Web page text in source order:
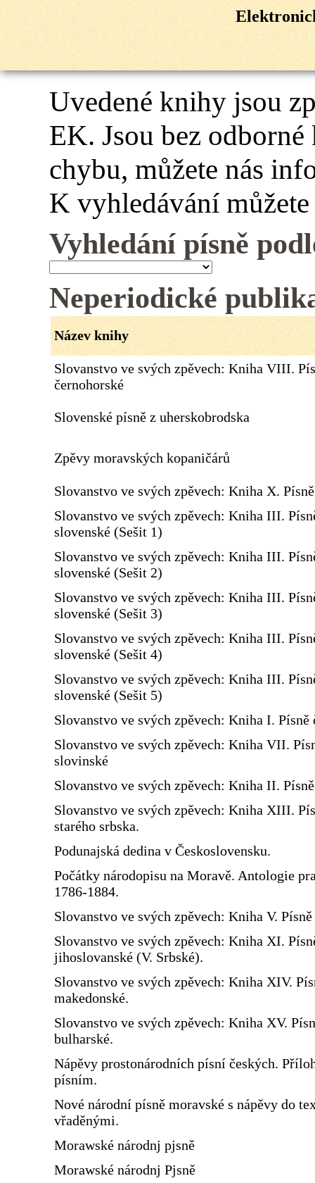
Uvedené knihy jsou
EK. Jsou bez
chybu, můžete nás
K vyhledávání
Vyhledání písně
Neperiodické
Název knihy
Slovanstvo ve svých zpěvech: Kniha VIII.
černohorské
Slovenské písně z uherskobrodska
Zpěvy moravských kopaničárů
Slovanstvo ve svých zpěvech: Kniha X.
Slovanstvo ve svých zpěvech: Kniha III.
slovenské (Sešit 1)
Slovanstvo ve svých zpěvech: Kniha III.
slovenské (Sešit 2)
Slovanstvo ve svých zpěvech: Kniha III.
slovenské (Sešit 3)
Slovanstvo ve svých zpěvech: Kniha III.
slovenské (Sešit 4)
Slovanstvo ve svých zpěvech: Kniha III.
slovenské (Sešit 5)
Slovanstvo ve svých zpěvech: Kniha I. Písně
Slovanstvo ve svých zpěvech: Kniha VII.
slovinské
Slovanstvo ve svých zpěvech: Kniha II.
Slovanstvo ve svých zpěvech: Kniha XIII.
starého srbska.
Podunajská dedina v Československu.
Počátky národopisu na Moravě. Antologie
1786-1884.
Slovanstvo ve svých zpěvech: Kniha V.
Slovanstvo ve svých zpěvech: Kniha XI.
jihoslovanské (V. Srbské).
Slovanstvo ve svých zpěvech: Kniha XIV.
makedonské.
Slovanstvo ve svých zpěvech: Kniha XV.
bulharské.
Nápěvy prostonárodních písní českých.
písním.
Nové národní písně moravské s nápěvy do
vřaděnými.
Morawské národnj pjsně
Morawské národnj Pjsně